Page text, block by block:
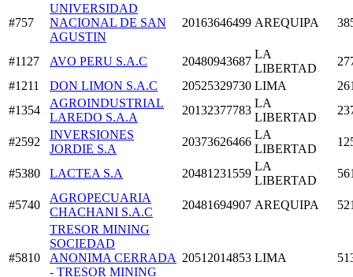
#757
UNIVERSIDAD
NACIONAL DE SAN
AGUSTIN
20163646499 AREQUIPA
#1127 AVO PERU S.A.C 20480943687
LA
LIBERTAD
#1211
DON LIMON S.A.C 20525329730 LIMA
#1354
AGROINDUSTRIAL
LAREDO S.A.A
20132377783
LA
LIBERTAD
#2592
INVERSIONES
JORDIE S.A
20373626466
LA
LIBERTAD
#5380 LACTEA S.A 20481231559
LA
LIBERTAD
#5740
AGROPECUARIA
CHACHANI S.A.C
20481694907 AREQUIPA
#5810
TRESOR MINING
SOCIEDAD
ANONIMA CERRADA
- TRESOR MINING
20512014853 LIMA